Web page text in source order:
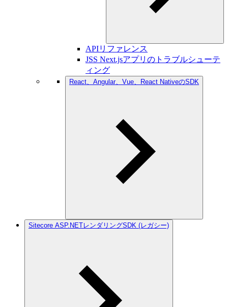
APIリファレンス
JSS Next.jsアプリのトラブルシューテ
ィング
React、Angular、Vue、React NativeのSDK
Sitecore ASP.NETレンダリングSDK (レガシー)